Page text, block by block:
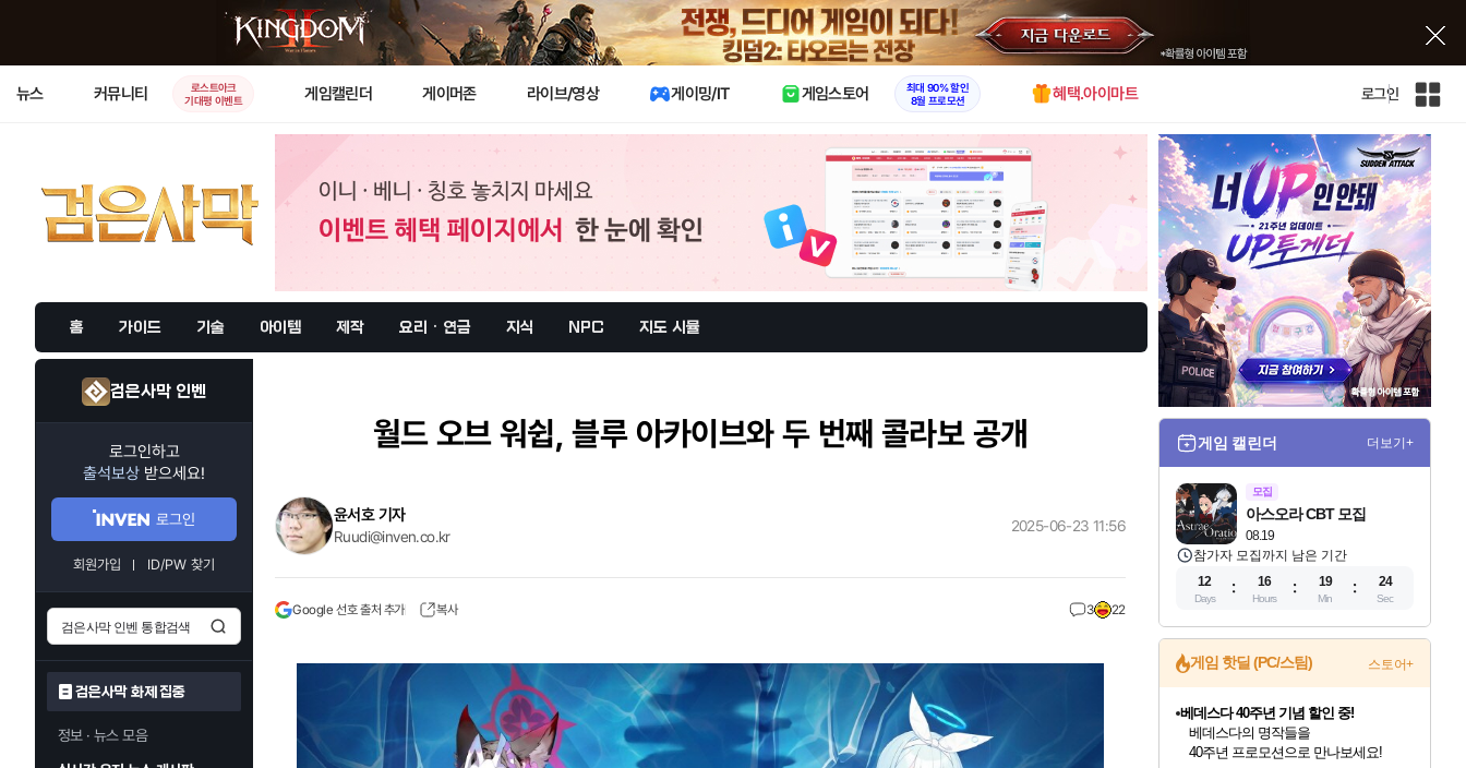
X
뉴스 커뮤니티
로스트아크
기대평 이벤트
게임캘린더 게이머존 라이브/영상 게이밍/IT 게임스토어
최대 90% 할인
8월 프로모션
혜택.아이마트 로그인
인
전
사
이
트
홈 가이드 기술 아이템 제작 요리 · 연금 지식 NPC 지도 시뮬
검은사막 인벤
로그인하고
출석보상 받으세요!
로그인
회원가입 ID/PW 찾기
검은사막 화제 집중
정보 · 뉴스 모음
월드 오브 워쉽, 블루 아카이브와 두 번째 콜라보 공개
윤서호 기자
Ruudi@inven.co.kr
Google 선호 출처 추가 복사 3 22
2025-06-23 11:56
게임 캘린더 더보기+
모집
08.19
아스오라 CBT 모집
참가자 모집까지 남은 기간
12
Days
16
Hours
19
Min
23
Sec
게임 핫딜 (PC/스팀) 스토어+
베데스다 40주년 기념 할인 중!
마블 투혼 파이팅 소울즈 예약 판매 중!
마블 히어로 총 출동&화려한 격투!
네이버 포인트 혜택까지!